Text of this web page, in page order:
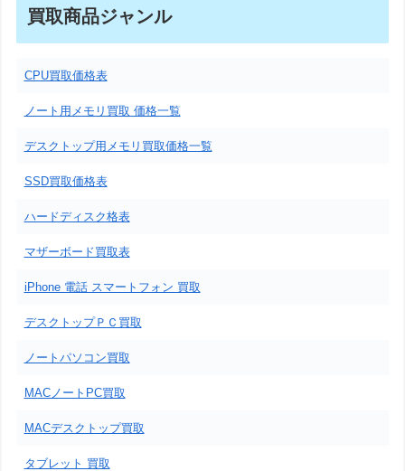
買取商品ジャンル
CPU買取価格表
ノート用メモリ買取 価格一覧
デスクトップ用メモリ買取価格一覧
SSD買取価格表
ハードディスク格表
マザーボード買取表
iPhone 電話 スマートフォン 買取
デスクトップＰＣ買取
ノートパソコン買取
MACノートPC買取
MACデスクトップ買取
タブレット 買取